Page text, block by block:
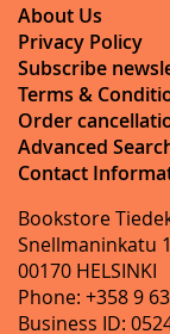
About Us
Privacy Policy
Subscribe
Terms &
Order
Advanced
Contact
Bookstore
Snellmaninkatu
00170 HELSINKI
Phone: +358 9
Business ID: